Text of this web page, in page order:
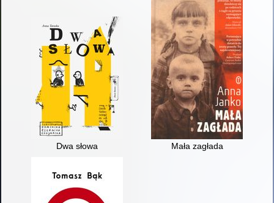
Dwa słowa Mała zagłada